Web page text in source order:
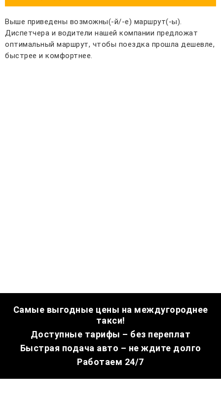
Выше приведены возможны(-й/-е) маршрут(-ы).
Диспетчера и водители нашей компании предложат
оптимальный маршрут, чтобы поездка прошла дешевле,
быстрее и комфортнее.
Самые выгодные цены на междугороднее
такси!
Доступные тарифы – без переплат
Быстрая подача авто – не ждите долго
Работаем 24/7